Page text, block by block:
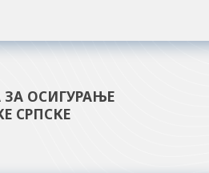
ЗА ОСИГУРАЊЕ
СРПСКЕ